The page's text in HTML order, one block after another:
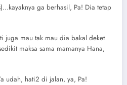
ga berhasil, Pa! Dia tetap
juga mau tak mau dia bakal deket
maksa sama mamanya Hana,
udah, hati2 di jalan, ya, Pa!